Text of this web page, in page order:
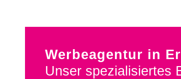
Werbeagentur in
Unser spezialisiertes